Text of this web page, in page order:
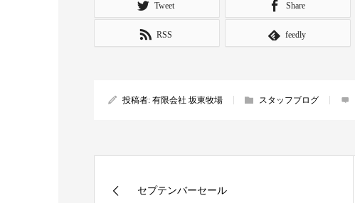
Tweet Share
RSS feedly
投稿者: 有限会社 坂東牧場 スタッフブログ
セプテンバーセール